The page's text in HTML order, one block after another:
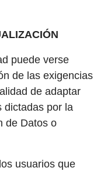
puede verse
de las exigencias
de adaptar
dictadas por la
de Datos o
usuarios que